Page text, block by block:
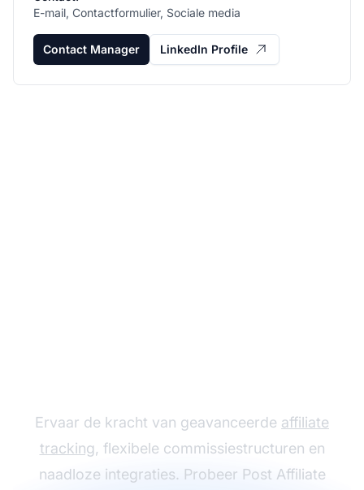
E-mail, Contactformulier, Sociale media
Contact Manager LinkedIn Profile
Ervaar de kracht van geavanceerde affiliate
tracking, flexibele commissiestructuren en
naadloze integraties. Probeer Post Affiliate